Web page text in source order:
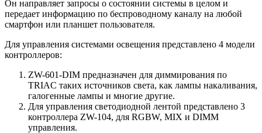
Он направляет запросы о состоянии системы в целом и
передает информацию по беспроводному каналу на любой
смартфон или планшет пользователя.
Для управления системами освещения представлено 4 модели
контроллеров:
ZW-601-DIM предназначен для диммирования по
TRIAC таких источников света, как лампы накаливания,
галогенные лампы и многие другие.
Для управления светодиодной лентой представлено 3
контроллера ZW-104, для RGBW, MIX и DIMM
управления.